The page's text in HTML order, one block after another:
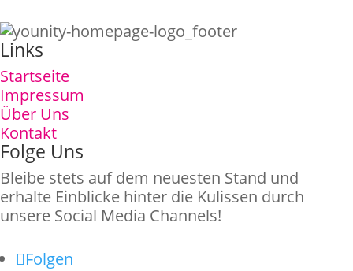
Links
Startseite
Impressum
Über Uns
Kontakt
Folge Uns
Bleibe stets auf dem neuesten Stand und
erhalte Einblicke hinter die Kulissen durch
unsere Social Media Channels!
Folgen